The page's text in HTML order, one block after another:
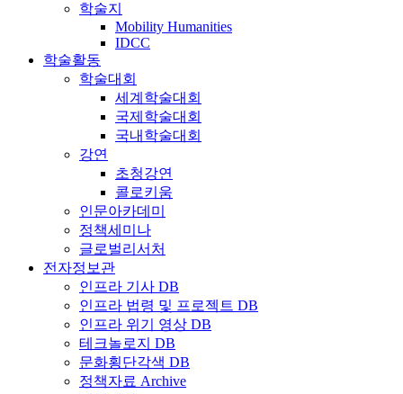
학술지
Mobility Humanities
IDCC
학술활동
학술대회
세계학술대회
국제학술대회
국내학술대회
강연
초청강연
콜로키움
인문아카데미
정책세미나
글로벌리서처
전자정보관
인프라 기사 DB
인프라 법령 및 프로젝트 DB
인프라 위기 영상 DB
테크놀로지 DB
문화횡단각색 DB
정책자료 Archive